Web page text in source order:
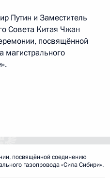
Путин и Заместитель
Совета Китая Чжан
посвящённой
магистрального
посвящённой соединению
газопровода «Сила Сибири».